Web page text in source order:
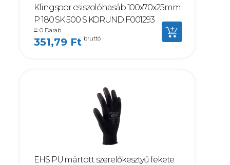
Klingspor csiszolóhasáb 100x70x25mm
P 180 SK 500 S KORUND F001293
0 Darab
351,79 Ft bruttó
EHS PU mártott szerelőkesztyű fekete